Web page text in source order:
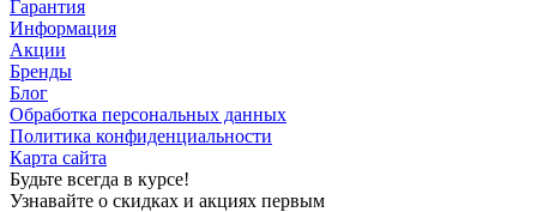
Гарантия
Информация
Акции
Бренды
Блог
Обработка персональных данных
Политика конфиденциальности
Карта сайта
Будьте всегда в курсе!
Узнавайте о скидках и акциях первым